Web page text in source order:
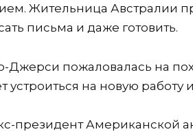
Жительница Австралии
письма и даже готовить.
Джерси пожаловалась на
устроиться на новую работу
президент Американской